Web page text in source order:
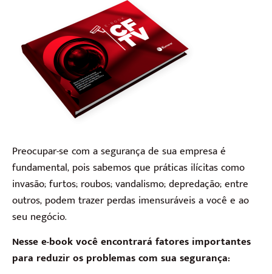
Preocupar-se com a segurança de sua empresa é
fundamental, pois sabemos que práticas ilícitas como
invasão; furtos; roubos; vandalismo; depredação; entre
outros, podem trazer perdas imensuráveis a você e ao
seu negócio.
Nesse e-book você encontrará fatores importantes
para reduzir os problemas com sua segurança: